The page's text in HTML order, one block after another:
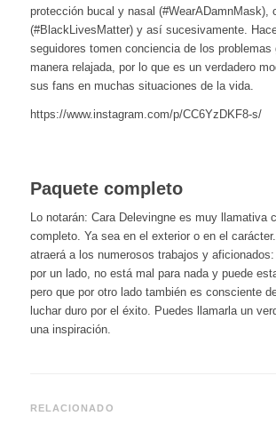
protección bucal y nasal (#WearADamnMask),
(#BlackLivesMatter) y así sucesivamente.
seguidores tomen conciencia de los problemas
manera relajada, por lo que es un verdadero
sus fans en muchas situaciones de la vida.
https://www.instagram.com/p/CC6YzDKF8-s/
Paquete completo
Lo notarán: Cara Delevingne es muy llamativa
completo. Ya sea en el exterior o en el
atraerá a los numerosos trabajos y
por un lado, no está mal para nada y puede
pero que por otro lado también es consciente
luchar duro por el éxito. Puedes llamarla un
una inspiración.
RELACIONADO